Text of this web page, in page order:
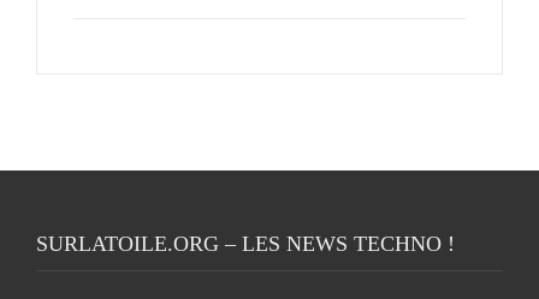
SURLATOILE.ORG – LES NEWS TECHNO !